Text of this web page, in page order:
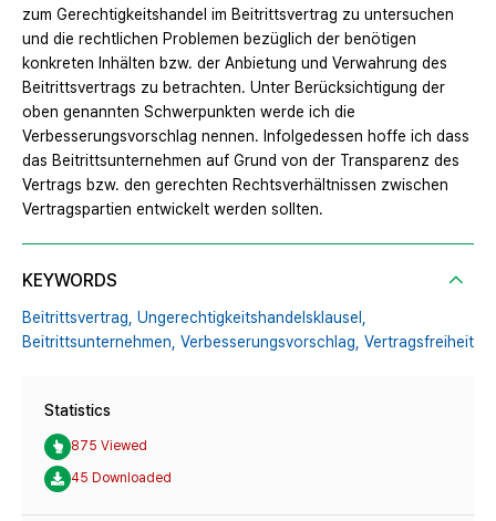
zum Gerechtigkeitshandel im Beitrittsvertrag zu untersuchen
und die rechtlichen Problemen bezüglich der benötigen
konkreten Inhälten bzw. der Anbietung und Verwahrung des
Beitrittsvertrags zu betrachten. Unter Berücksichtigung der
oben genannten Schwerpunkten werde ich die
Verbesserungsvorschlag nennen. Infolgedessen hoffe ich dass
das Beitrittsunternehmen auf Grund von der Transparenz des
Vertrags bzw. den gerechten Rechtsverhältnissen zwischen
Vertragspartien entwickelt werden sollten.
KEYWORDS
Beitrittsvertrag, Ungerechtigkeitshandelsklausel,
Beitrittsunternehmen, Verbesserungsvorschlag, Vertragsfreiheit
Statistics
875 Viewed
45 Downloaded